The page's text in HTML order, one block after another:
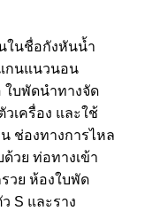
ในชื่อกังหันน้ำ
กนแนวนอน
บพัดนำทางจัด
วเครื่อง และใช้
ช่องทางการไหล
วย ท่อทางเข้า
วย ห้องใบพัด
S และราง